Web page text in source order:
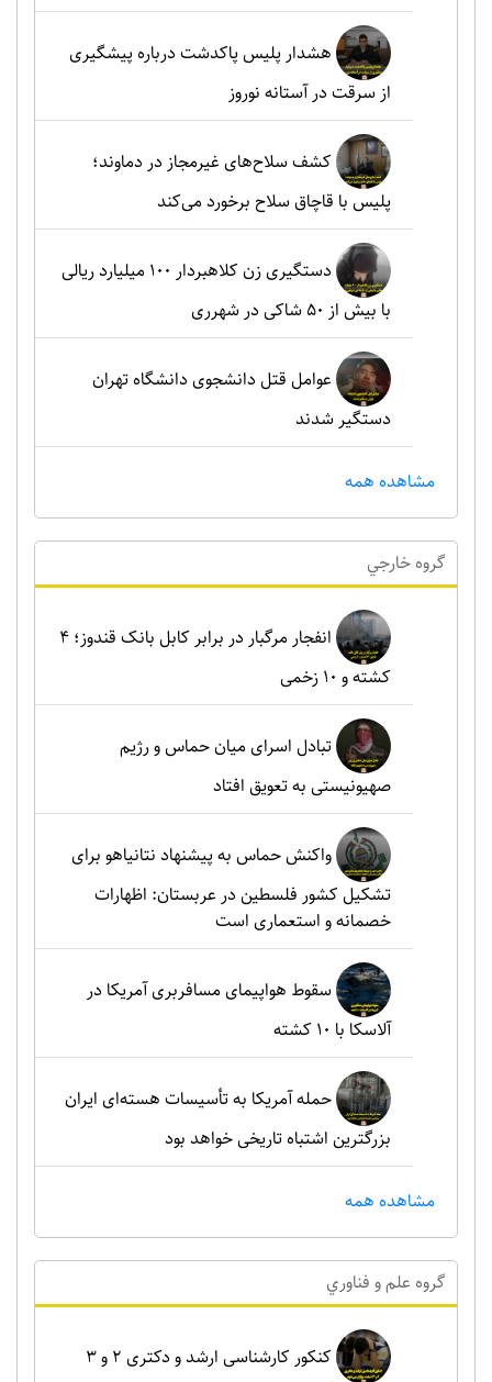
هشدار پلیس پاکدشت درباره پیشگیری
از سرقت در آستانه نوروز
کشف سلاح‌های غیرمجاز در دماوند؛
پلیس با قاچاق سلاح برخورد می‌کند
دستگیری زن کلاهبردار ۱۰۰ میلیارد ریالی
با بیش از ۵۰ شاکی در شهرری
عوامل قتل دانشجوی دانشگاه تهران
دستگیر شدند
مشاهده همه
گروه خارجي
انفجار مرگبار در برابر کابل بانک قندوز؛ ۴
کشته و ۱۰ زخمی
تبادل اسرای میان حماس و رژیم
صهیونیستی به تعویق افتاد
واکنش حماس به پیشنهاد نتانیاهو برای
تشکیل کشور فلسطین در عربستان: اظهارات
خصمانه و استعماری است
سقوط هواپیمای مسافربری آمریکا در
آلاسکا با ۱۰ کشته
حمله آمریکا به تأسیسات هسته‌ای ایران
بزرگترین اشتباه تاریخی خواهد بود
مشاهده همه
گروه علم و فناوري
کنکور کارشناسی ارشد و دکتری ۲ و ۳